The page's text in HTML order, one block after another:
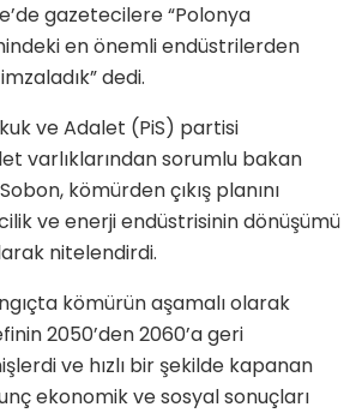
gazetecilere “Polonya
en önemli endüstrilerden
dedi.
ve Adalet (PiS) partisi
varlıklarından sorumlu bakan
kömürden çıkış planını
ve enerji endüstrisinin dönüşümü
nitelendirdi.
kömürün aşamalı olarak
2050’den 2060’a geri
ve hızlı bir şekilde kapanan
ekonomik ve sosyal sonuçları